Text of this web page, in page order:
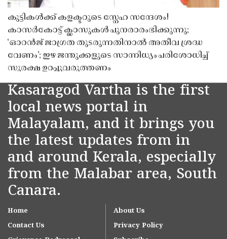
കുട്ടികൾക്ക് കളക്ടറുടെ സ്നേഹ സന്ദേശം!
കാസർകോട്ട് ക്ലാസുകൾ പുനരാരംഭിക്കുന്നു;
‘ഓറൻജ് ജാഗ്രത തുടരുന്നതിനാൽ അതീവ ശ്രദ്ധ
വേണം’; ഇഴ ജന്തുക്കളുടെ സാന്നിധ്യം പരിശോധിച്ച്
സുരക്ഷ ഉറപ്പുവരുത്തണം
Kasaragod Vartha is the first
local news portal in
Malayalam, and it brings you
the latest updates from in
and around Kerala, especially
from the Malabar area, South
Canara.
Home
About Us
Contact Us
Privacy Policy